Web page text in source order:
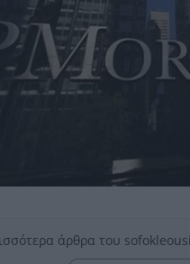
άρθρα του